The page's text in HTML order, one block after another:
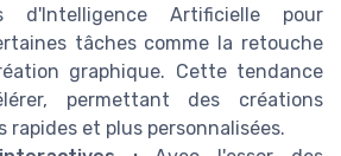
d'Intelligence Artificielle pour
tâches comme la retouche
graphique. Cette tendance
permettant des créations
rapides et plus personnalisées.